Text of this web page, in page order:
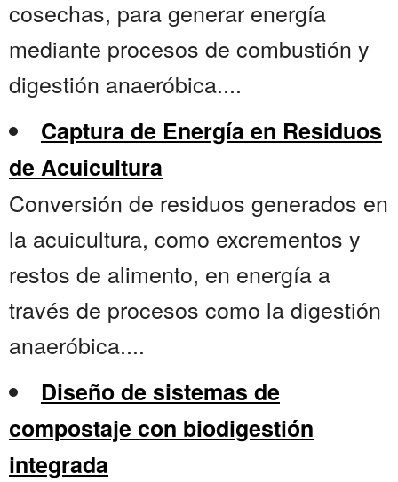
cosechas, para generar energía
mediante procesos de combustión y
digestión anaeróbica....
Captura de Energía en Residuos
de Acuicultura
Conversión de residuos generados en
la acuicultura, como excrementos y
restos de alimento, en energía a
través de procesos como la digestión
anaeróbica....
Diseño de sistemas de
compostaje con biodigestión
integrada